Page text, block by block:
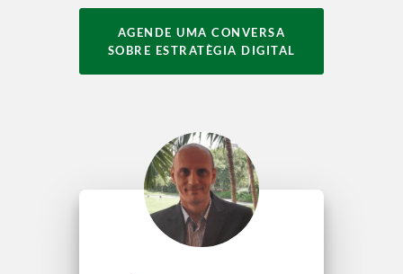
AGENDE UMA CONVERSA
SOBRE ESTRATÈGIA DIGITAL